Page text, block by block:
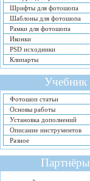
Шрифты для фотошопа
Шаблоны для фотошопа
Рамки для фотошопа
Иконки
PSD исходники
Клипарты
Учебник
Фотошоп статьи
Основы работы
Установка дополнений
Описание инструментов
Разное
Партнёры